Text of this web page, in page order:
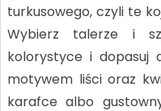
turkusowego, czyli te
Wybierz talerze i
kolorystyce i dopasuj
motywem liści oraz
karafce albo